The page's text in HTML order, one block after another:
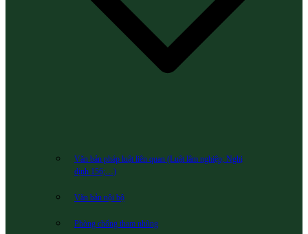
Văn bản pháp luật liên quan (Luật lâm nghiệp; Nghị
định 156;…)
Văn bản nội bộ
Phòng chống tham nhũng